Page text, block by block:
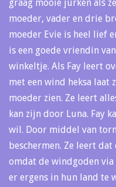
graag mooie jurken als
moeder, vader en drie
moeder Evie is heel lief
is een goede vriendin
winkeltje. Als Fay leert
met een wind heksa laat
moeder zien. Ze leert
kan zijn door Luna. Fay
wil. Door middel van
beschermen. Ze leert
omdat de windgoden via
er ergens in hun land te